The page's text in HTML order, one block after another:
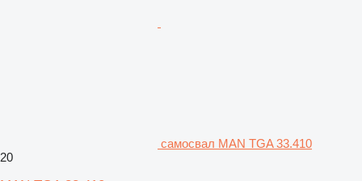
самосвал MAN TGA 33.410
20